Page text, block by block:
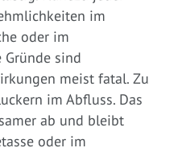
im
oder im
sind
meist fatal. Zu
im Abfluss. Das
ab und bleibt
oder im